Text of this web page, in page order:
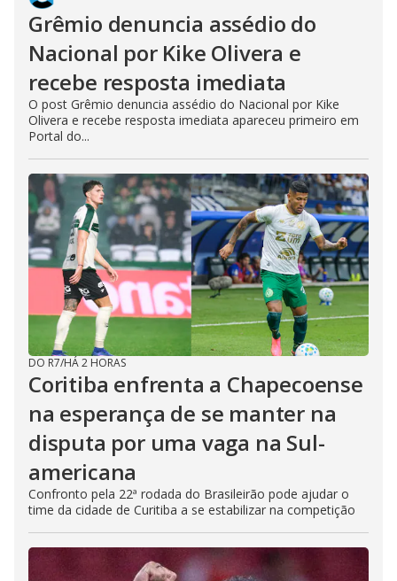
Grêmio denuncia assédio do
Nacional por Kike Olivera e
recebe resposta imediata
O post Grêmio denuncia assédio do Nacional por Kike
Olivera e recebe resposta imediata apareceu primeiro em
Portal do...
DO R7/HÁ 2 HORAS
Coritiba enfrenta a Chapecoense
na esperança de se manter na
disputa por uma vaga na Sul-
americana
Confronto pela 22ª rodada do Brasileirão pode ajudar o
time da cidade de Curitiba a se estabilizar na competição